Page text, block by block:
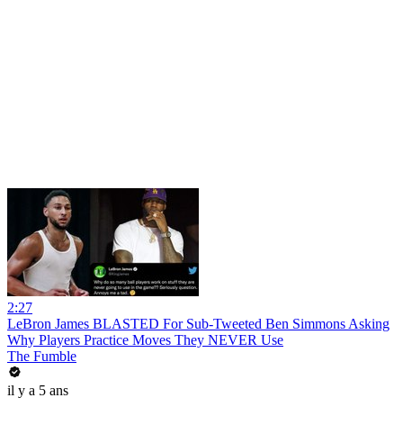
2:27
LeBron James BLASTED For Sub-Tweeted Ben Simmons Asking
Why Players Practice Moves They NEVER Use
The Fumble
il y a 5 ans